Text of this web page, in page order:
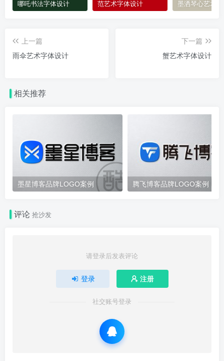
哪吒书法字体设计 范艺术字体设计 墨洒琴心艺术
上一篇
雨伞艺术字体设计
下一篇
蟹艺术字体设计
相关推荐
墨星博客品牌LOGO案例 腾飞博客品牌LOGO案例
评论抢沙发
请登录后发表评论
登录 注册
社交账号登录